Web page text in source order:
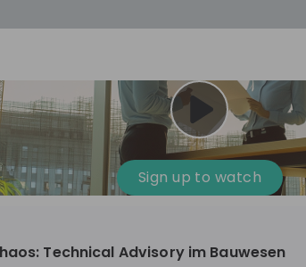
Company culture Day in the life
12
Sign up to watch
Technical Advisory im Bauwesen